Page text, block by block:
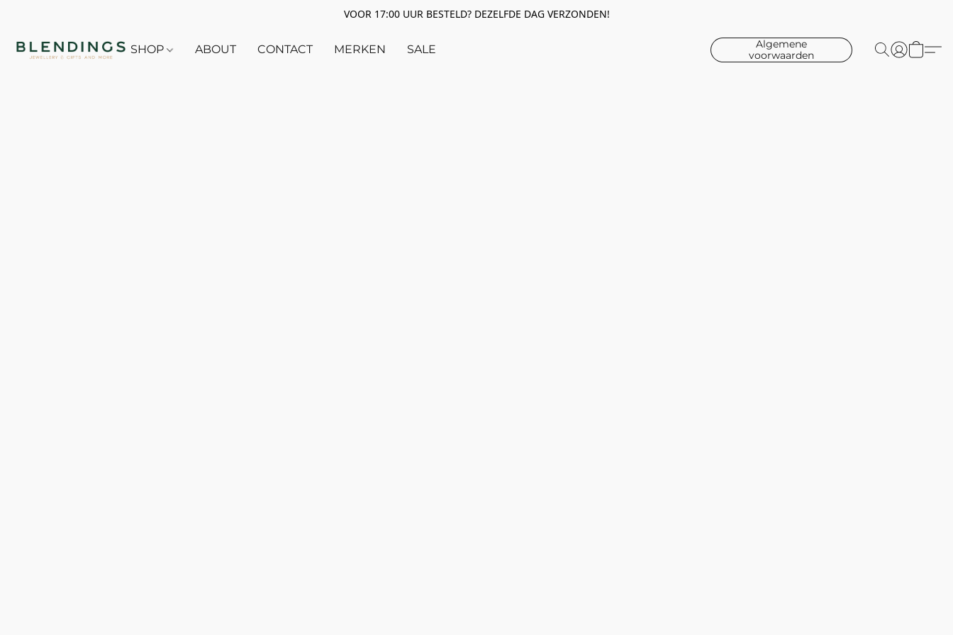
VOOR 17:00 UUR BESTELD? DEZELFDE DAG VERZONDEN!
SHOP ABOUT CONTACT MERKEN SALE
Algemene
voorwaarden